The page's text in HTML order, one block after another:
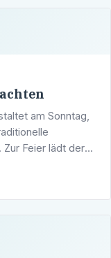
am Sonntag,
Feier lädt der